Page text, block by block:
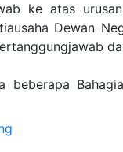
ke atas
Dewan
beberapa